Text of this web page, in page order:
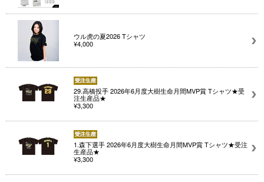
ウル虎の夏2026 Tシャツ
¥4,000
29.高橋投手 2026年6月度大樹生命月間MVP賞 Tシャツ★受
注生産品★
¥3,300
1.森下選手 2026年6月度大樹生命月間MVP賞 Tシャツ★受注
生産品★
¥3,300